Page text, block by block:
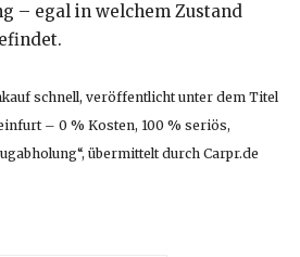
– egal in welchem Zustand
schnell, veröffentlicht unter dem Titel
– 0 % Kosten, 100 % seriös,
übermittelt durch Carpr.de